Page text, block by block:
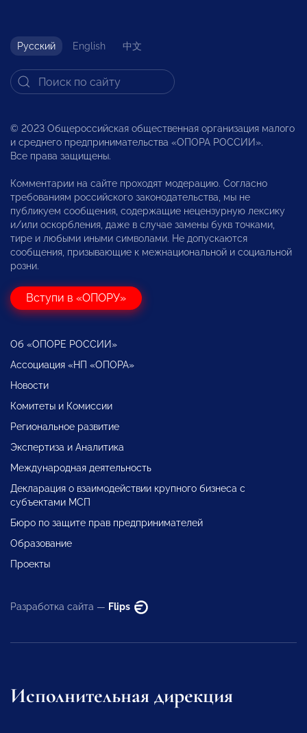
Русский English 中文
© 2023 Общероссийская общественная организация малого
и среднего предпринимательства «ОПОРА РОССИИ».
Все права защищены.
Комментарии на сайте проходят модерацию. Согласно
требованиям российского законодательства, мы не
публикуем сообщения, содержащие нецензурную лексику
и/или оскорбления, даже в случае замены букв точками,
тире и любыми иными символами. Не допускаются
сообщения, призывающие к межнациональной и социальной
розни.
Вступи в «ОПОРУ»
Об «ОПОРЕ РОССИИ»
Ассоциация «НП «ОПОРА»
Новости
Комитеты и Комиссии
Региональное развитие
Экспертиза и Аналитика
Международная деятельность
Декларация о взаимодействии крупного бизнеса с
субъектами МСП
Бюро по защите прав предпринимателей
Образование
Проекты
Разработка сайта — Flips
Исполнительная дирекция